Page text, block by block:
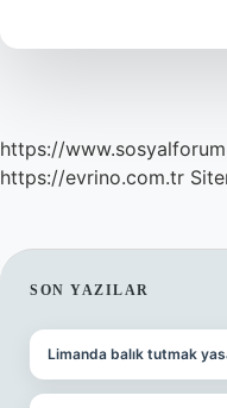
Mı
https://
https://evrino.com.tr
SIDEBAR
SON YAZILAR
Limanda balık tutmak